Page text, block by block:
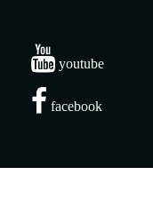
youtube
facebook